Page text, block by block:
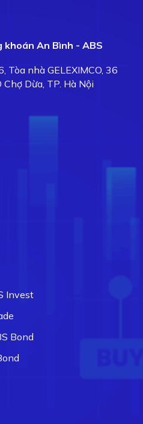
khoán An Bình - ABS
Tòa nhà GELEXIMCO, 36
Chợ Dừa, TP. Hà Nội
Invest
Bond